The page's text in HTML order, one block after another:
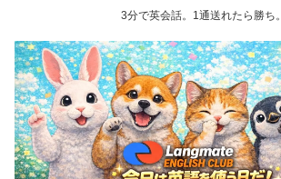
3分で英会話。1通送れたら勝ち。